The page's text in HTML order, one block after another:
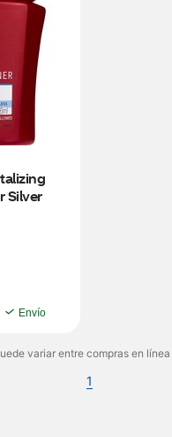
Silver
Envío
variar entre compras en
1